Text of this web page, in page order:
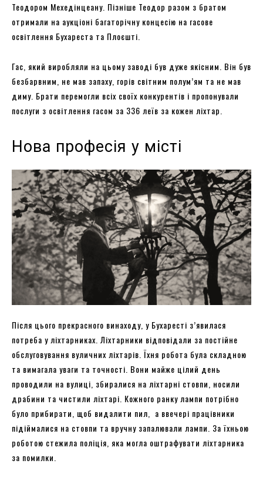
Теодором Мехедінцеану. Пізніше Теодор разом з братом
отримали на аукціоні багаторічну концесію на гасове
освітлення Бухареста та Плоєшті.
Гас, який виробляли на цьому заводі був дуже якісним. Він був
безбарвним, не мав запаху, горів світним полум’ям та не мав
диму. Брати перемогли всіх своїх конкурентів і пропонували
послуги з освітлення гасом за 336 леїв за кожен ліхтар.
Нова професія у місті
Після цього прекрасного винаходу, у Бухаресті з’явилася
потреба у ліхтарниках. Ліхтарники відповідали за постійне
обслуговування вуличних ліхтарів. Їхня робота була складною
та вимагала уваги та точності. Вони майже цілий день
проводили на вулиці, збиралися на ліхтарні стовпи, носили
драбини та чистили ліхтарі. Кожного ранку лампи потрібно
було прибирати, щоб видалити пил, а ввечері працівники
підіймалися на стовпи та вручну запалювали лампи. За їхньою
роботою стежила поліція, яка могла оштрафувати ліхтарника
за помилки.